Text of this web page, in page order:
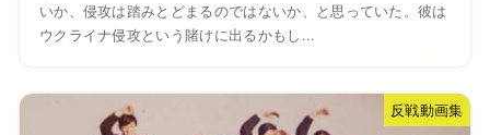
いか、侵攻は踏みとどまるのではないか、と思っていた。彼は
ウクライナ侵攻という賭けに出るかもし...
反戦動画集